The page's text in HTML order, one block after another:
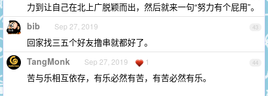
力到让自己在北上广脱颖而出，然后就来一句“努力有个屁用”。
43
bib Sep 27, 2019
回家找三五个好友撸串就都好了。
44
TangMonk Sep 27, 2019 1
苦与乐相互依存，有乐必然有苦，有苦必然有乐。